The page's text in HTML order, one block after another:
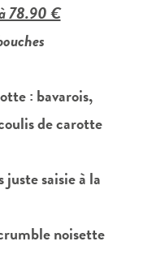
78.90 €
: bavarois,
de carotte
saisie à la
noisette